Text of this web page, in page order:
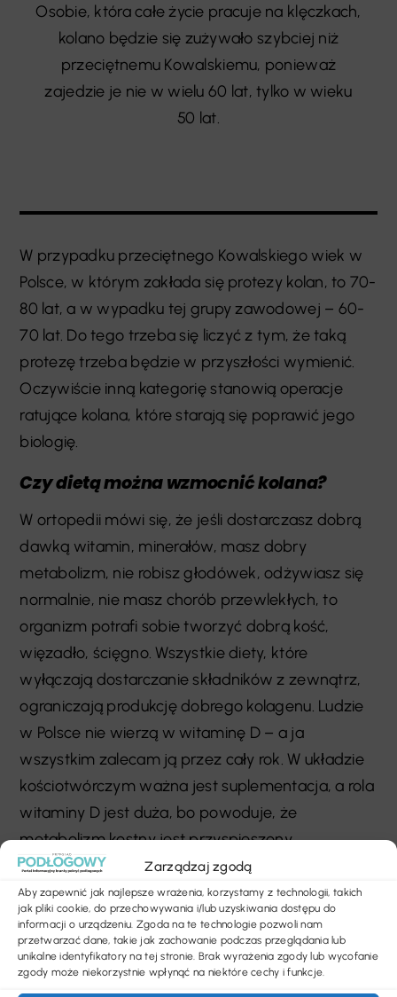
Zarządzaj zgodą
Aby zapewnić jak najlepsze wrażenia, korzystamy z technologii, takich
jak pliki cookie, do przechowywania i/lub uzyskiwania dostępu do
informacji o urządzeniu. Zgoda na te technologie pozwoli nam
przetwarzać dane, takie jak zachowanie podczas przeglądania lub
unikalne identyfikatory na tej stronie. Brak wyrażenia zgody lub wycofanie
zgody może niekorzystnie wpłynąć na niektóre cechy i funkcje.
SHARE
Osobie, która całe życie pracuje na klęczkach,
kolano będzie się zużywało szybciej niż
przeciętnemu Kowalskiemu, ponieważ
zajedzie je nie w wielu 60 lat, tylko w wieku
50 lat.
W przypadku przeciętnego Kowalskiego wiek w
Polsce, w którym zakłada się protezy kolan, to 70-
80 lat, a w wypadku tej grupy zawodowej – 60-
70 lat. Do tego trzeba się liczyć z tym, że taką
protezę trzeba będzie w przyszłości wymienić.
Oczywiście inną kategorię stanowią operacje
ratujące kolana, które starają się poprawić jego
biologię.
Czy dietą można wzmocnić kolana?
W ortopedii mówi się, że jeśli dostarczasz dobrą
dawką witamin, minerałów, masz dobry
metabolizm, nie robisz głodówek, odżywiasz się
normalnie, nie masz chorób przewlekłych, to
organizm potrafi sobie tworzyć dobrą kość,
więzadło, ścięgno. Wszystkie diety, które
wyłączają dostarczanie składników z zewnątrz,
ograniczają produkcję dobrego kolagenu. Ludzie
w Polsce nie wierzą w witaminę D – a ja
wszystkim zalecam ją przez cały rok. W układzie
kościotwórczym ważna jest suplementacja, a rola
witaminy D jest duża, bo powoduje, że
metabolizm kostny jest przyspieszony.
Rozmawiała Julia Sawicka-Grandía